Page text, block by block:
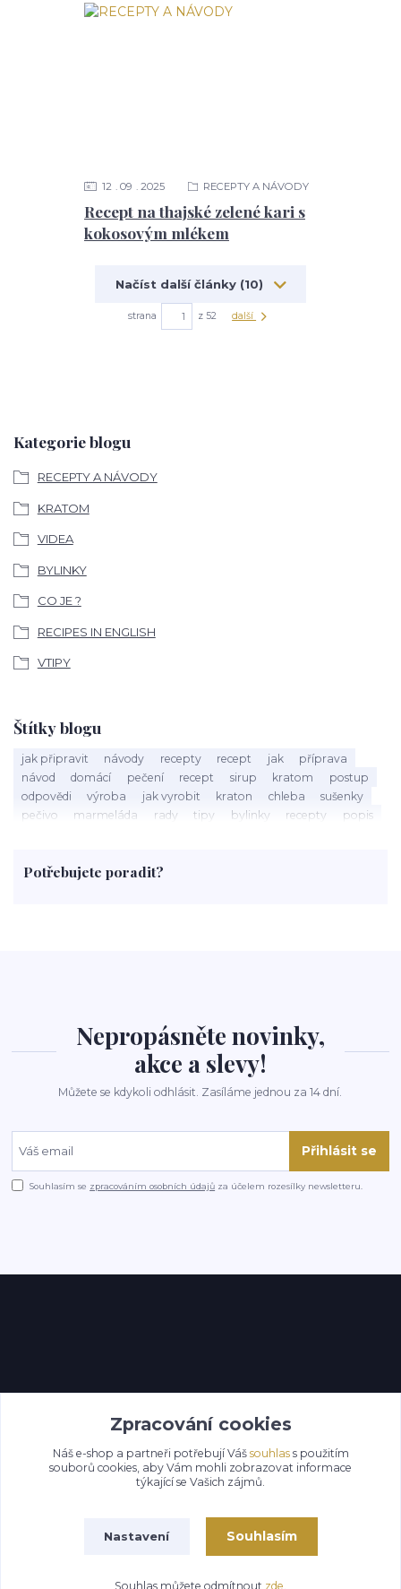
Kategorie blogu
RECEPTY A NÁVODY
KRATOM
VIDEA
BYLINKY
CO JE ?
RECIPES IN ENGLISH
VTIPY
Štítky blogu
jak připravit návody recepty recept jak
příprava
návod
domácí pečení recept sirup kratom
postup
odpovědi
výroba jak vyrobit kraton chleba
sušenky
pečivo
marmeláda rady tipy bylinky recepty
popis
rohlíky
grilování čaj
Potřebujete poradit?
Recept na thajské zelené kari s
kokosovým mlékem
12 09 2025 RECEPTY A NÁVODY
Načíst další články (10)
strana z 52 další
Nepropásněte novinky,
akce a slevy!
Můžete se kdykoli odhlásit. Zasíláme jednou za 14 dní.
Přihlásit se
Souhlasím se zpracováním osobních údajů za účelem rozesílky newsletteru.
Zpracování cookies
Náš e-shop a partneři potřebují Váš souhlass použitím
souborů cookies, aby Vám mohli zobrazovat informace
týkající se Vašich zájmů.
Nastavení Souhlasím
Souhlas můžete odmítnout zde